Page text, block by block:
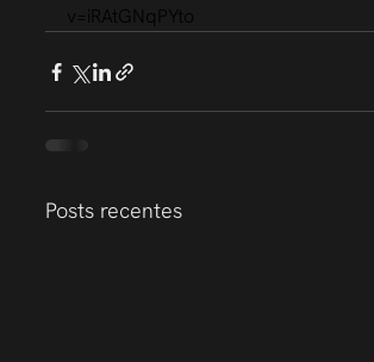
v=iRAtGNqPYto
Posts recentes